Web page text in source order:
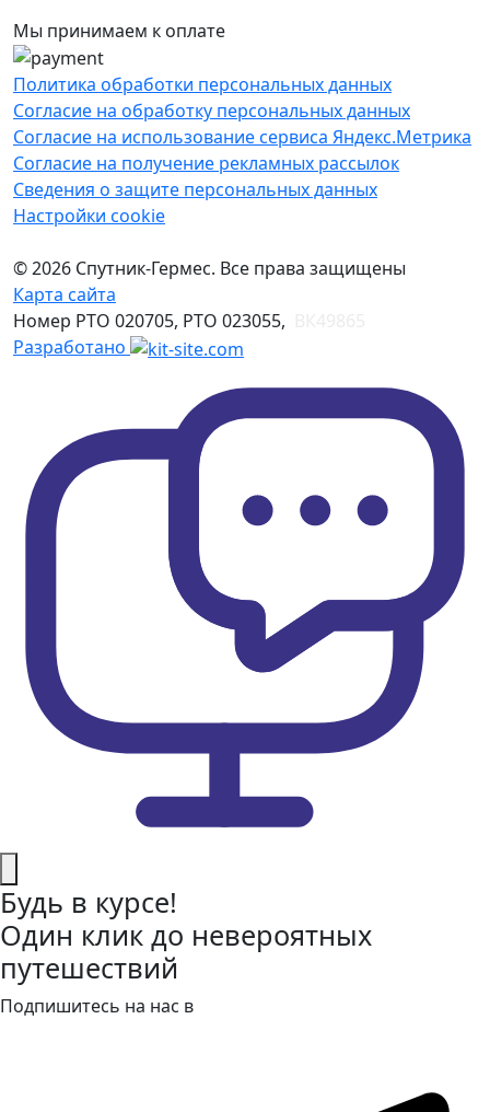
Мы принимаем к оплате
Политика обработки персональных данных
Согласие на обработку персональных данных
Согласие на использование сервиса Яндекс.Метрика
Согласие на получение рекламных рассылок
Сведения о защите персональных данных
Настройки cookie
© 2026 Спутник-Гермес. Все права защищены
Карта сайта
Номер РТО 020705, РТО 023055,
Разработано
Будь в курсе!
Один клик до невероятных
путешествий
Подпишитесь на нас в